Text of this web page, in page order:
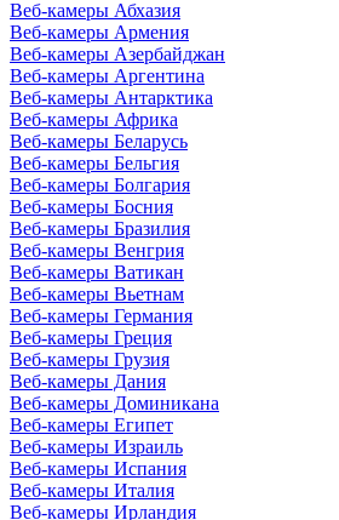
Веб-камеры Абхазия
Веб-камеры Армения
Веб-камеры Азербайджан
Веб-камеры Аргентина
Веб-камеры Антарктика
Веб-камеры Африка
Веб-камеры Беларусь
Веб-камеры Бельгия
Веб-камеры Болгария
Веб-камеры Босния
Веб-камеры Бразилия
Веб-камеры Венгрия
Веб-камеры Ватикан
Веб-камеры Вьетнам
Веб-камеры Германия
Веб-камеры Греция
Веб-камеры Грузия
Веб-камеры Дания
Веб-камеры Доминикана
Веб-камеры Египет
Веб-камеры Израиль
Веб-камеры Испания
Веб-камеры Италия
Веб-камеры Ирландия